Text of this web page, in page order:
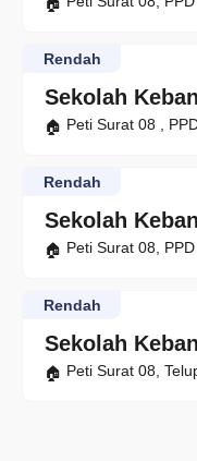
Sekolah
Rendah
Peti Surat 08 ,
Sekolah
Rendah
Peti Surat 08,
Sekolah
Rendah
Peti Surat 08,